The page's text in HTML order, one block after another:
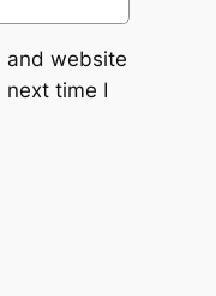
and website
time I